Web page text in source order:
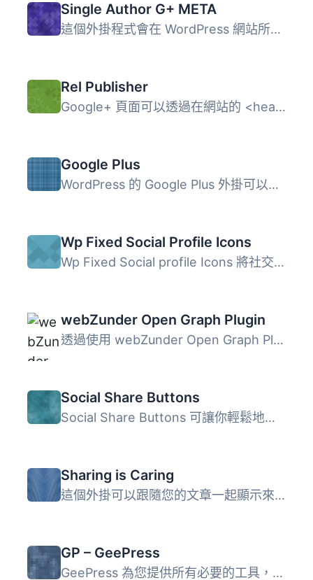
Single Author G+ META
這個外掛程式會在 WordPress 網站所有頁面的標頭中加入必要的...
Rel Publisher
Google+ 頁面可以透過在網站的 <head> 區段添加 <li...
Google Plus
WordPress 的 Google Plus 外掛可以讓您新增 Google Plus Wid...
Wp Fixed Social Profile Icons
Wp Fixed Social profile Icons 將社交圖示放置在頁面的左側/...
webZunder Open Graph Plugin
透過使用 webZunder Open Graph Plugin，您可以輕鬆地在 Goog...
Social Share Buttons
Social Share Buttons 可讓你輕鬆地在網站上分享內容。使用時...
Sharing is Caring
這個外掛可以跟隨您的文章一起顯示來自 Facebook、Twitter、G...
GP – GeePress
GeePress 為您提供所有必要的工具，讓您可以將 WordPress 和 ...